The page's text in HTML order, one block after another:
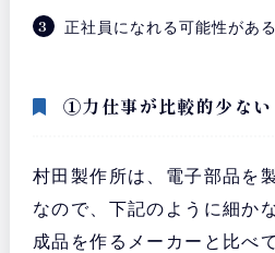
正社員になれる可能性がある
①力仕事が比較的少ない
村田製作所は、電子部品を
なので、下記のように細か
成品を作るメーカーと比べ